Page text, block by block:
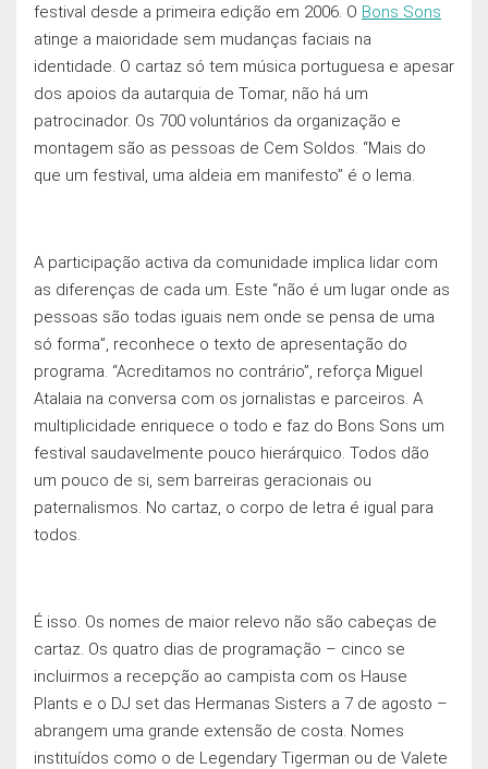
festival desde a primeira edição em 2006. O Bons Sons
atinge a maioridade sem mudanças faciais na
identidade. O cartaz só tem música portuguesa e apesar
dos apoios da autarquia de Tomar, não há um
patrocinador. Os 700 voluntários da organização e
montagem são as pessoas de Cem Soldos. “Mais do
que um festival, uma aldeia em manifesto” é o lema.
A participação activa da comunidade implica lidar com
as diferenças de cada um. Este “não é um lugar onde as
pessoas são todas iguais nem onde se pensa de uma
só forma”, reconhece o texto de apresentação do
programa. “Acreditamos no contrário”, reforça Miguel
Atalaia na conversa com os jornalistas e parceiros. A
multiplicidade enriquece o todo e faz do Bons Sons um
festival saudavelmente pouco hierárquico. Todos dão
um pouco de si, sem barreiras geracionais ou
paternalismos. No cartaz, o corpo de letra é igual para
todos.
É isso. Os nomes de maior relevo não são cabeças de
cartaz. Os quatro dias de programação – cinco se
incluirmos a recepção ao campista com os Hause
Plants e o DJ set das Hermanas Sisters a 7 de agosto –
abrangem uma grande extensão de costa. Nomes
instituídos como o de Legendary Tigerman ou de Valete